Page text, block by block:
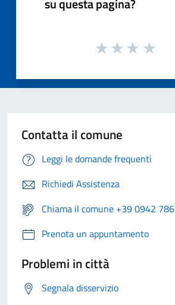
Contatta il comune
Leggi le domande frequenti
Richiedi Assistenza
Chiama il comune +39 0942
Prenota un appuntamento
Problemi in città
Segnala disservizio